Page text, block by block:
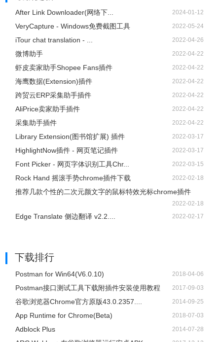
After Link Downloader(网络下... 2024-01-12
VeryCapture - Windows免费截图工具 2022-05-24
iTour chat translation - ... 2022-04-26
微博助手 2022-04-22
虾皮卖家助手Shopee Fans插件 2022-04-22
海鹰数据(Extension)插件 2022-04-22
跨贸云ERP采集助手插件 2022-04-22
AliPrice卖家助手插件 2022-04-22
采集助手插件 2022-04-22
Library Extension(图书馆扩展) 插件 2022-03-17
HighlightNow插件 - 网页笔记插件 2022-03-17
Font Picker - 网页字体识别工具Chr... 2022-03-15
Rock Hand 摇滚手势chrome插件下载 2022-02-18
推荐几款个性的二次元颜文字的鼠标特效光标chrome插件
2022-02-18
Edge Translate 侧边翻译 v2.2.... 2022-02-17
下载排行
Postman for Win64(V6.0.10) 2018-04-06
Postman接口测试工具下载附插件安装使用教程 2017-09-03
谷歌浏览器Chrome官方原版43.0.2357.... 2014-09-25
App Runtime for Chrome(Beta) 2018-07-03
Adblock Plus 2014-07-28